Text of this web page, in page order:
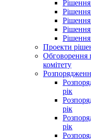
Рішення
Рішення
Рішення
Рішення
Рішення
Проекти
Обговорення
комітету
рік
рік
рік